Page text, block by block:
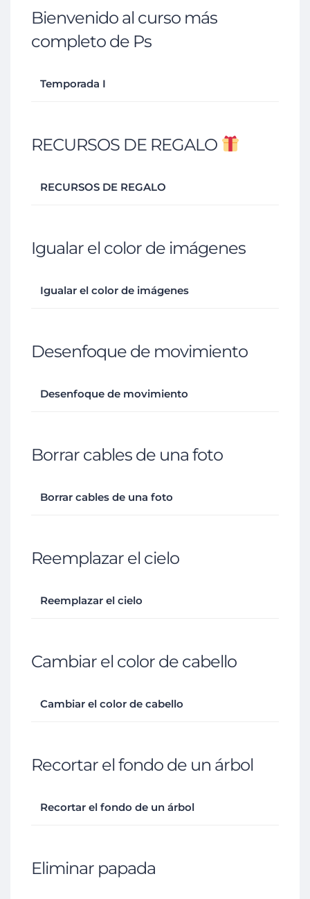
Bienvenido al curso más
completo de Ps
Temporada I
RECURSOS DE REGALO
RECURSOS DE REGALO
Igualar el color de imágenes
Igualar el color de imágenes
Desenfoque de movimiento
Desenfoque de movimiento
Borrar cables de una foto
Borrar cables de una foto
Reemplazar el cielo
Reemplazar el cielo
Cambiar el color de cabello
Cambiar el color de cabello
Recortar el fondo de un árbol
Recortar el fondo de un árbol
Eliminar papada